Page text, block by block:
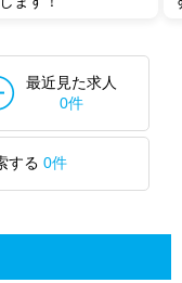
最近見た求人
0件
する 0件